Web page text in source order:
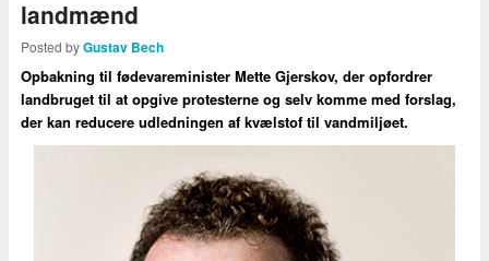
landmænd
Posted byGustav Bech
Opbakning til fødevareminister Mette Gjerskov, der opfordrer
landbruget til at opgive protesterne og selv komme med forslag,
der kan reducere udledningen af kvælstof til vandmiljøet.